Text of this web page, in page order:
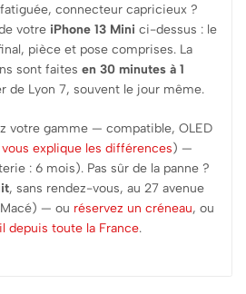
connecteur capricieux ?
votre iPhone 13 Mini ci-dessus : le
pièce et pose comprises. La
sont faites en 30 minutes à 1
de Lyon 7, souvent le jour même.
votre gamme — compatible, OLED
explique les différences) —
: 6 mois). Pas sûr de la panne ?
, sans rendez-vous, au 27 avenue
— ou réservez un créneau, ou
depuis toute la France.